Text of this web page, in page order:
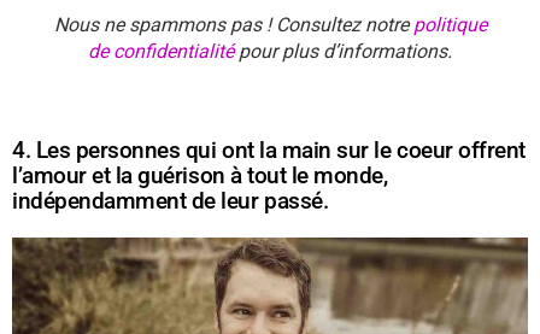
Nous ne spammons pas ! Consultez notrepolitique
de confidentialitépour plus d’informations.
4. Les personnes qui ont la main sur le coeur offrent
l’amour et la guérison à tout le monde,
indépendamment de leur passé.